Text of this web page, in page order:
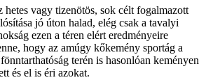
hetes vagy tizenötös, sok célt fogalmazott
jó úton halad, elég csak a tavalyi
ezen a téren elért eredményeire
hogy az amúgy kőkemény sportág a
terén is hasonlóan keményen
és el is éri azokat.